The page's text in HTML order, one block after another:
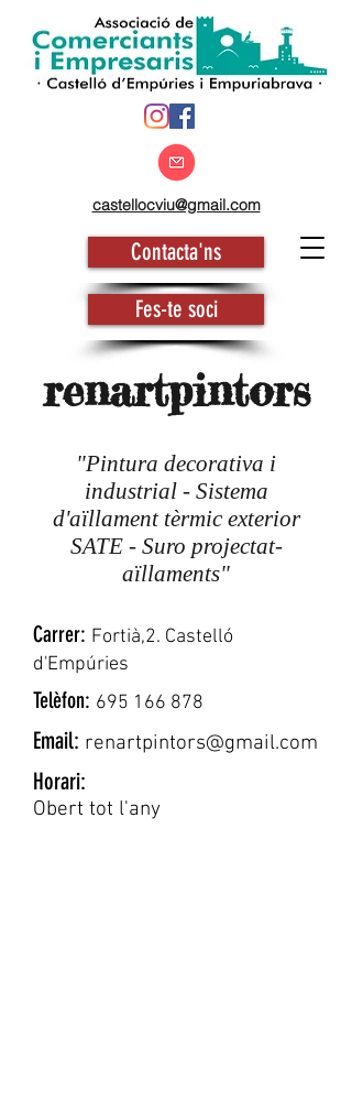
castellocviu@gmail.com
Contacta'ns
Fes-te soci
renartpintors
"Pintura decorativa i
industrial - Sistema
d'aïllament tèrmic exterior
SATE - Suro projectat-
aïllaments"
Carrer: Fortià,2. Castelló
d'Empúries
Telèfon: 695 166 878
Email: renartpintors@gmail.com
Horari:
Obert tot l'any